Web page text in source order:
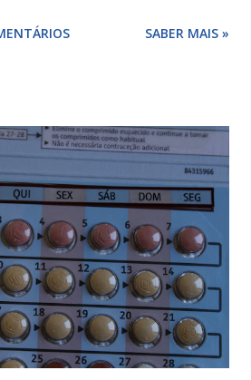
da yasminelle®: lactose mono-
ser tomada todos os dias, no
21 dias, após os quais deve fazer 7
de descanso ou pausa), durante estes
menstrual, normalmente no 3° ou
seguintes deverão ser tomadas
. Como iniciar a
a pilula yasminelle® a mulher deve
da menstruação e iniciar a pilula
SABER MAIS »